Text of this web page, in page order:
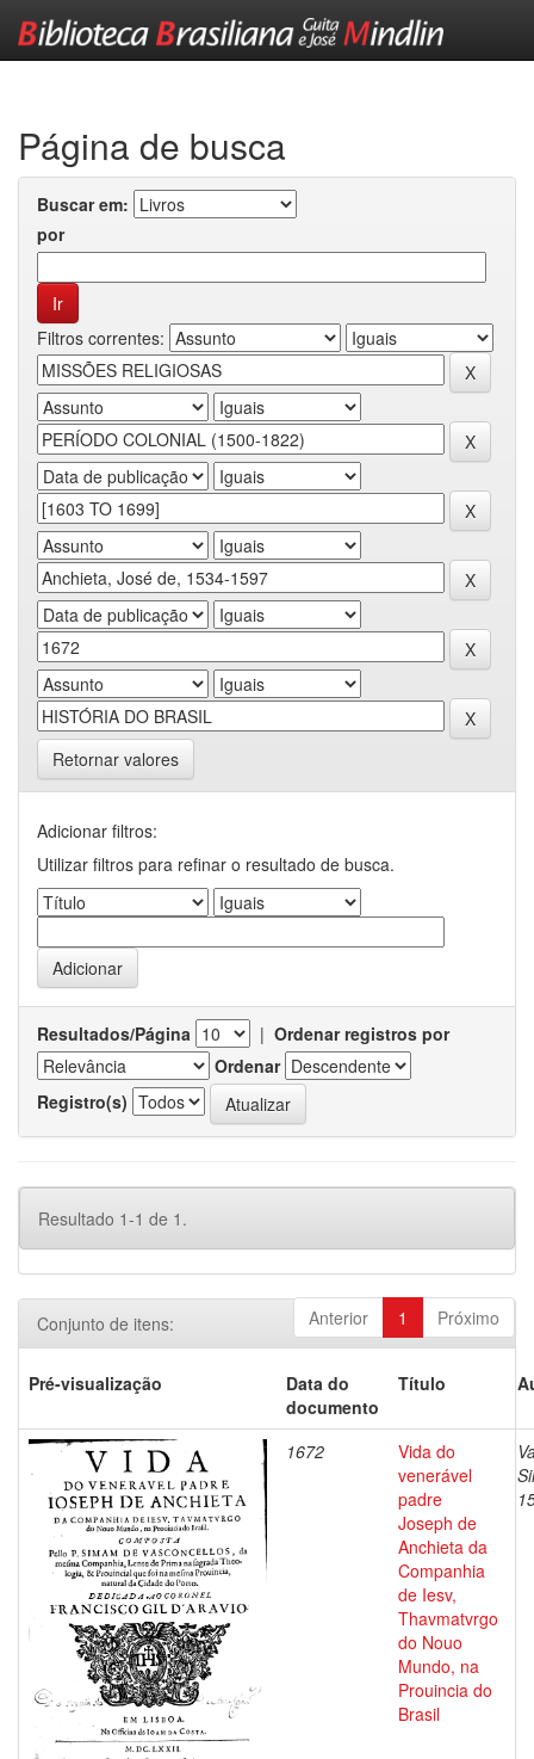
Página de busca
Buscar em:
por
Filtros correntes:
Retornar valores
Adicionar filtros:
Utilizar filtros para refinar o resultado de busca.
Resultados/Página | Ordenar registros por
Ordenar
Registro(s)
Resultado 1-1 de 1.
Anterior 1 Próximo
Conjunto de itens:
Pré-visualização
Data do
documento
Título
1672
Vida do
venerável
padre
Joseph de
Anchieta da
Companhia
de Iesv,
Thavmatvrgo
do Nouo
Mundo, na
Prouincia do
Brasil